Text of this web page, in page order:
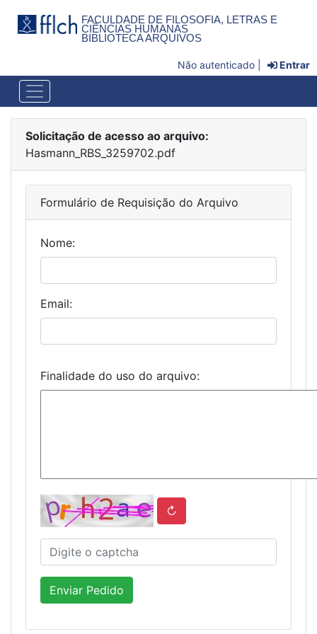
FACULDADE DE FILOSOFIA, LETRAS E
CIÊNCIAS HUMANAS
BIBLIOTECA ARQUIVOS
Não autenticado | Entrar
Solicitação de acesso ao arquivo:
Hasmann_RBS_3259702.pdf
Formulário de Requisição do Arquivo
Nome:
Email:
Finalidade do uso do arquivo:
↻
Enviar Pedido